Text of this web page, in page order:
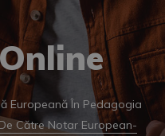
Europeană În Pedagogia
Către Notar European-